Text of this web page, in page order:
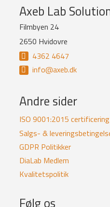
Company
information
and
newsletter
Axeb Lab
Filmbyen 24
2650 Hvidovre
4362 4647
info@axeb.dk
Andre sider
ISO 9001:2015 certificering
Salgs- &
GDPR Politikker
DiaLab Medlem
Kvalitetspolitik
Følg os